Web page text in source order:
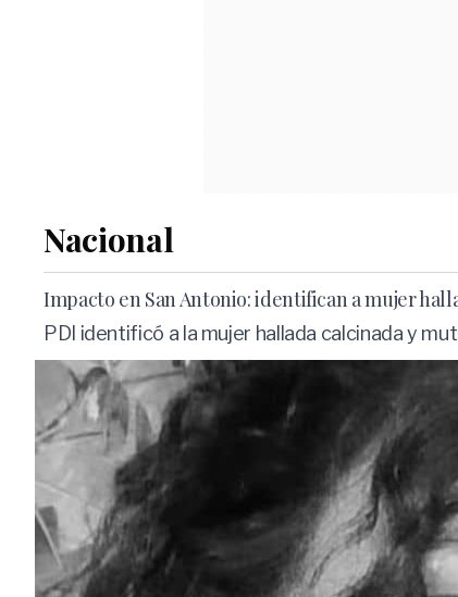
Nacional
Impacto en San Antonio: identifican a mujer
PDI identificó a la mujer hallada calcinada y